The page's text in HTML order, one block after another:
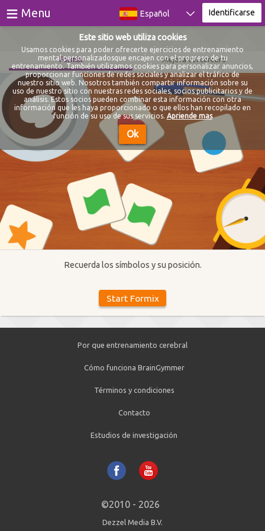
Juegos
Testes
Blog
Sobre
Identificarse
Registrarse
≡ Menu Español Identificarse
Formix Mejora del cerebro
Recuerda los símbolos y su posición.
Por que entrenamiento cerebral
Cómo funciona BrainGymmer
Términos y condiciones
Contacto
Estudios de investigación
©2010 - 2026
Dezzel Media B.V.
Este sitio web utiliza cookies
Usamos cookies para poder ofrecerte ejercicios de entrenamiento
mental personalizadosque encajen con el progreso de tu
entrenamiento. También utilizamos cookies para personalizar anuncios,
proporcionar funciones de redes sociales y analizar el tráfico de
nuestro sitio web. Nosotros también compartir información sobre su
uso de nuestro sitio con nuestras redes sociales, socios publicitarios y de
análisis. Estos socios pueden combinar esta información con otra
información que les haya proporcionado o que ellos han recopilado en
función de su uso de sus servicios. Apriende mas
Ok